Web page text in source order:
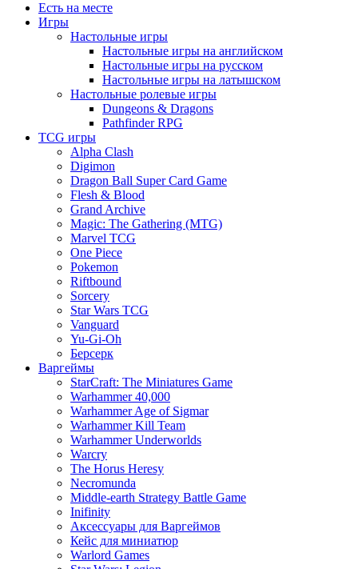
Есть на месте
Игры
Настольные игры
Настольные игры на английском
Настольные игры на русском
Настольные игры на латышском
Настольные ролевые игры
Dungeons & Dragons
Pathfinder RPG
TCG игры
Alpha Clash
Digimon
Dragon Ball Super Card Game
Flesh & Blood
Grand Archive
Magic: The Gathering (MTG)
Marvel TCG
One Piece
Pokemon
Riftbound
Sorcery
Star Wars TCG
Vanguard
Yu-Gi-Oh
Берсерк
Варгеймы
StarCraft: The Miniatures Game
Warhammer 40,000
Warhammer Age of Sigmar
Warhammer Kill Team
Warhammer Underworlds
Warcry
The Horus Heresy
Necromunda
Middle-earth Strategy Battle Game
Inifinity
Аксессуары для Варгеймов
Кейс для миниатюр
Warlord Games